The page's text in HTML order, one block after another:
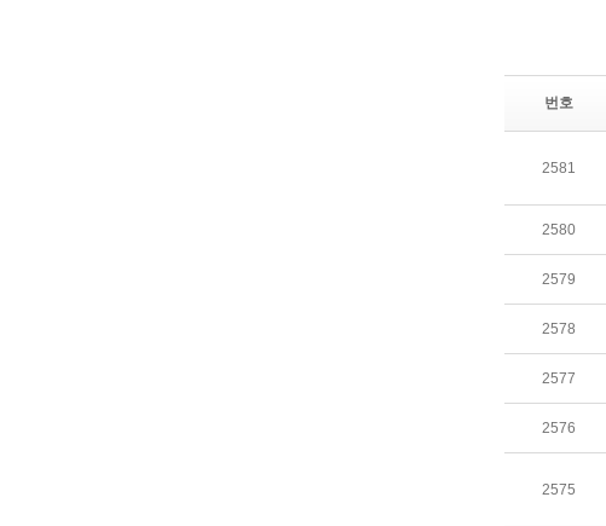
번호
2581
2580
2579
2578
2577
2576
2575